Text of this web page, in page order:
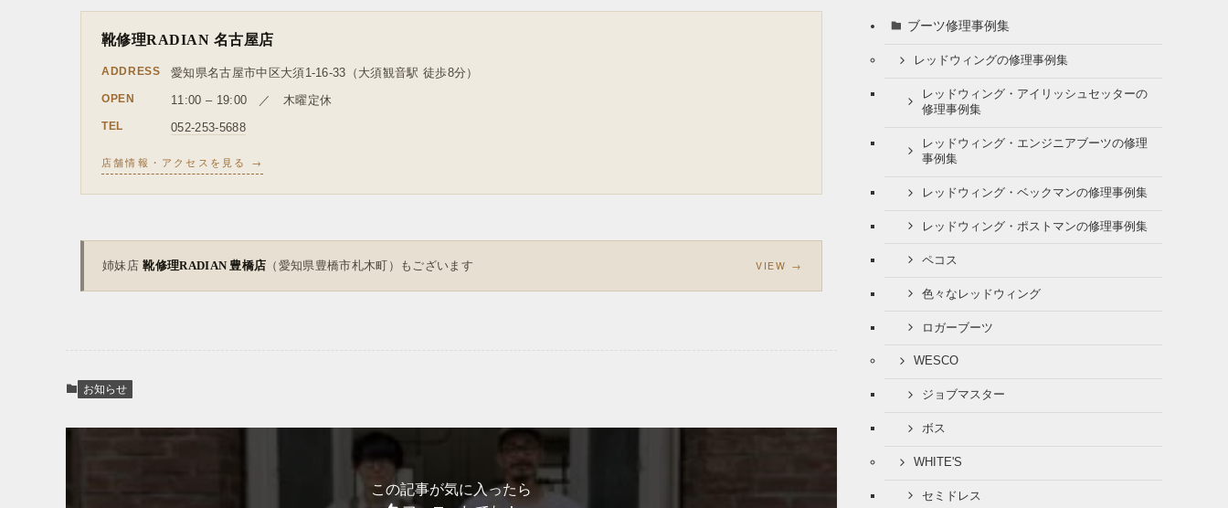
靴修理RADIAN 名古屋店
ADDRESS 愛知県名古屋市中区大須1-16-33（大須観音駅 徒歩8分）
OPEN 11:00 – 19:00 ／ 木曜定休
TEL 052-253-5688
店舗情報・アクセスを見る →
姉妹店靴修理RADIAN 豊橋店 （愛知県豊橋市札木町）もございます VIEW →
お知らせ
この記事が気に入ったら
ブーツ修理事例集
レッドウィングの修理事例集
レッドウィング・アイリッシュセッターの
修理事例集
レッドウィング・エンジニアブーツの修理
事例集
レッドウィング・ベックマンの修理事例集
レッドウィング・ポストマンの修理事例集
ペコス
色々なレッドウィング
ロガーブーツ
WESCO
ジョブマスター
ボス
WHITE'S
セミドレス